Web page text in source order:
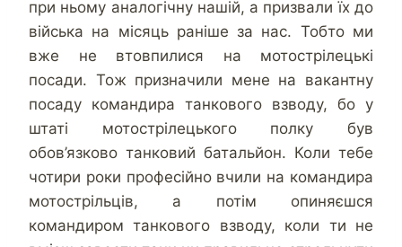
при ньому аналогічну нашій, а призвали їх до
війська на місяць раніше за нас. Тобто ми
вже не втовпилися на мотострілецькі
посади. Тож призначили мене на вакантну
посаду командира танкового взводу, бо у
штаті мотострілецького полку був
обов’язково танковий батальйон. Коли тебе
чотири роки професійно вчили на командира
мотострільців, а потім опиняєшся
командиром танкового взводу, коли ти не